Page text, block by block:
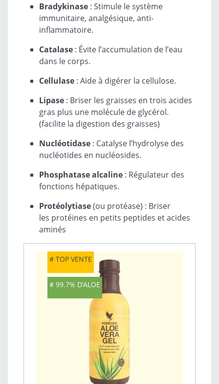
Bradykinase : Stimule le système
immunitaire, analgésique, anti-
inflammatoire.
Catalase : Évite l’accumulation de l’eau
dans le corps.
Cellulase : Aide à digérer la cellulose.
Lipase : Briser les graisses en trois acides
gras plus une molécule de glycérol.
(facilite la digestion des graisses)
Nucléotidase : Catalyse l’hydrolyse des
nucléotides en nucléosides.
Phosphatase alcaline : Régulateur des
fonctions hépatiques.
Protéolytiase(ou protéase) : Briser
les protéines en petits peptides et acides
aminés
TOP VENTE
99.7% D’ALOE